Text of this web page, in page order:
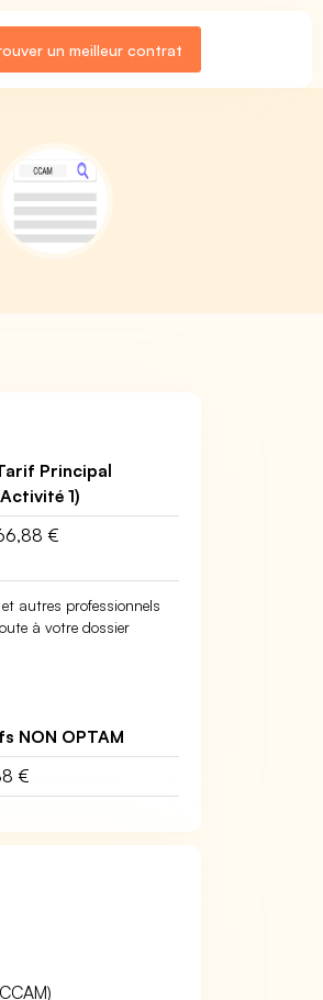
un meilleur contrat
Principal
1)
€
autres professionnels
à votre dossier
NON OPTAM
€